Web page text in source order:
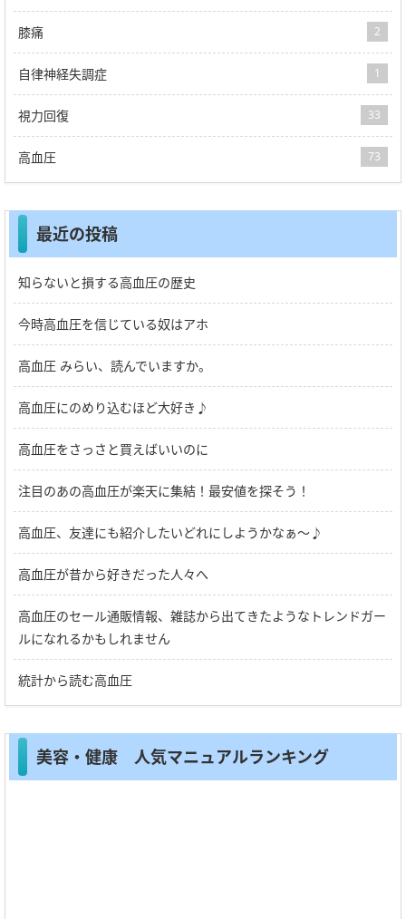
膝痛 2
自律神経失調症 1
視力回復 33
高血圧 73
最近の投稿
知らないと損する高血圧の歴史
今時高血圧を信じている奴はアホ
高血圧 みらい、読んでいますか。
高血圧にのめり込むほど大好き♪
高血圧をさっさと買えばいいのに
注目のあの高血圧が楽天に集結！最安値を探そう！
高血圧、友達にも紹介したいどれにしようかなぁ～♪
高血圧が昔から好きだった人々へ
高血圧のセール通販情報、雑誌から出てきたようなトレンドガー
ルになれるかもしれません
統計から読む高血圧
美容・健康 人気マニュアルランキング